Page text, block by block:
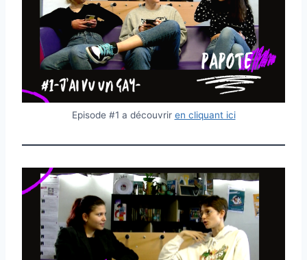
Episode #1 a découvrir en cliquant ici